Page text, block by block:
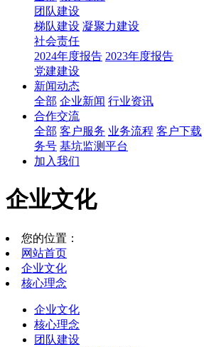
团队建设
梯队建设 凝聚力建设
社会责任
2024年度报告 2023年度报告
党建建设
新闻动态
全部 企业新闻 行业资讯
合作交流
全部 客户服务 业务流程 客户下载
务号 基坑监测平台
加入我们
企业文化
您的位置：
网站首页
企业文化
核心理念
企业文化
核心理念
团队建设